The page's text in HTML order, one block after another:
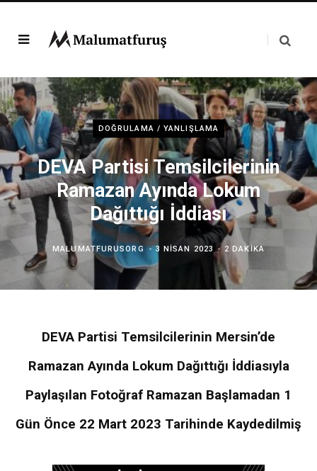
DOĞRULAMA / YANLIŞLAMA
DEVA Partisi Temsilcilerinin
Ramazan Ayında Lokum
Dağıttığı İddiası
MALUMATFURUSORG 3 NISAN 2023 2 DAKIKA
DEVA Partisi Temsilcilerinin Mersin’de
Ramazan Ayında Lokum Dağıttığı İddiasıyla
Paylaşılan Fotoğraf Ramazan Başlamadan 1
Gün Önce 22 Mart 2023 Tarihinde Kaydedilmiş